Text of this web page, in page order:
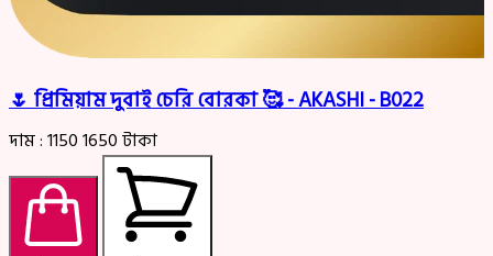
🌷 প্রিমিয়াম দুবাই চেরি বোরকা 🥰 - AKASHI - B022
দাম :11501650টাকা